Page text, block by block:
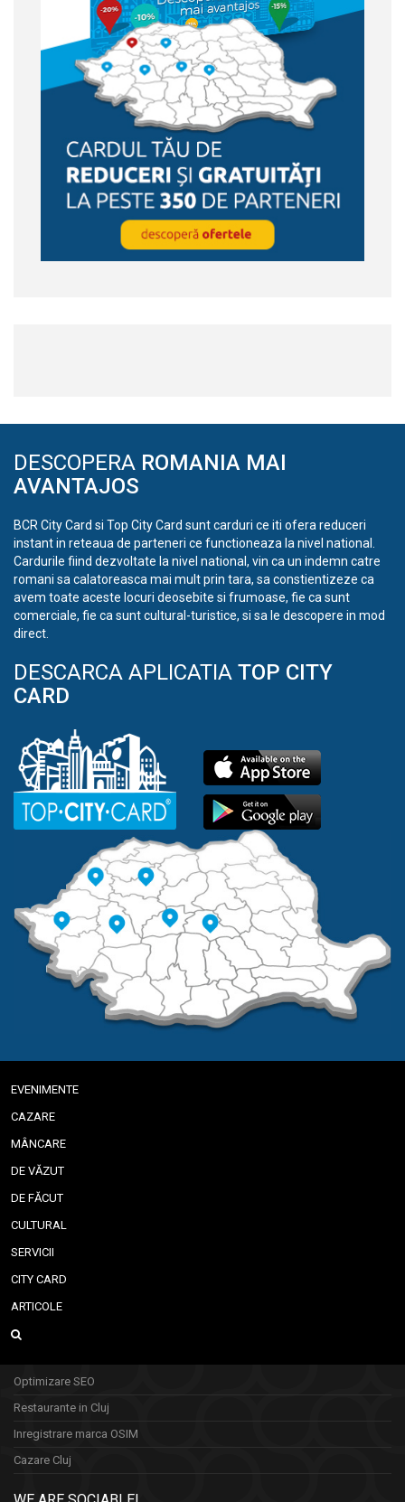
DESCOPERA ROMANIA MAI
AVANTAJOS
BCR City Card si Top City Card sunt carduri ce iti ofera reduceri
instant in reteaua de parteneri ce functioneaza la nivel national.
Cardurile fiind dezvoltate la nivel national, vin ca un indemn catre
romani sa calatoreasca mai mult prin tara, sa constientizeze ca
avem toate aceste locuri deosebite si frumoase, fie ca sunt
comerciale, fie ca sunt cultural-turistice, si sa le descopere in mod
direct.
DESCARCA APLICATIA TOP CITY
CARD
EVENIMENTE
CAZARE
MÂNCARE
DE VĂZUT
DE FĂCUT
CULTURAL
SERVICII
CITY CARD
ARTICOLE
Optimizare SEO
Restaurante in Cluj
Inregistrare marca OSIM
Cazare Cluj